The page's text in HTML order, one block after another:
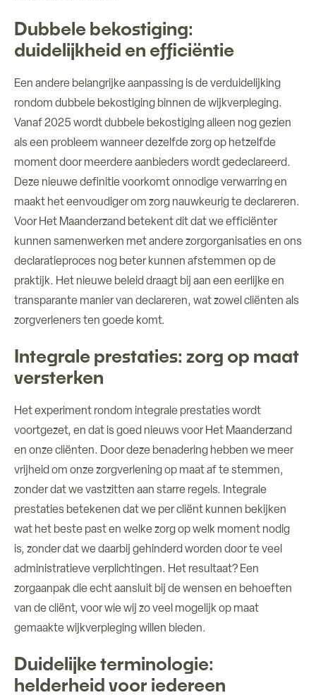
Dubbele bekostiging:
duidelijkheid en efficiëntie
Een andere belangrijke aanpassing is de verduidelijking
rondom dubbele bekostiging binnen de wijkverpleging.
Vanaf 2025 wordt dubbele bekostiging alleen nog gezien
als een probleem wanneer dezelfde zorg op hetzelfde
moment door meerdere aanbieders wordt gedeclareerd.
Deze nieuwe definitie voorkomt onnodige verwarring en
maakt het eenvoudiger om zorg nauwkeurig te declareren.
Voor Het Maanderzand betekent dit dat we efficiënter
kunnen samenwerken met andere zorgorganisaties en ons
declaratieproces nog beter kunnen afstemmen op de
praktijk. Het nieuwe beleid draagt bij aan een eerlijke en
transparante manier van declareren, wat zowel cliënten als
zorgverleners ten goede komt.
Integrale prestaties: zorg op maat
versterken
Het experiment rondom integrale prestaties wordt
voortgezet, en dat is goed nieuws voor Het Maanderzand
en onze cliënten. Door deze benadering hebben we meer
vrijheid om onze zorgverlening op maat af te stemmen,
zonder dat we vastzitten aan starre regels. Integrale
prestaties betekenen dat we per cliënt kunnen bekijken
wat het beste past en welke zorg op welk moment nodig
is, zonder dat we daarbij gehinderd worden door te veel
administratieve verplichtingen. Het resultaat? Een
zorgaanpak die echt aansluit bij de wensen en behoeften
van de cliënt, voor wie wij zo veel mogelijk op maat
gemaakte wijkverpleging willen bieden.
Duidelijke terminologie:
helderheid voor iedereen